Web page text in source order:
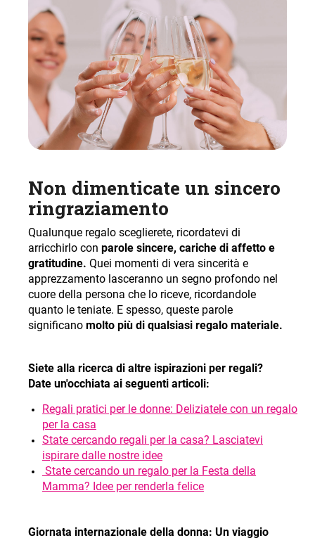
Non dimenticate un sincero
ringraziamento
Qualunque regalo sceglierete, ricordatevi di
arricchirlo con parole sincere, cariche di affetto e
gratitudine. Quei momenti di vera sincerità e
apprezzamento lasceranno un segno profondo nel
cuore della persona che lo riceve, ricordandole
quanto le teniate. E spesso, queste parole
significano molto più di qualsiasi regalo materiale.
Siete alla ricerca di altre ispirazioni per regali?
Date un'occhiata ai seguenti articoli:
Regali pratici per le donne: Deliziatele con un regalo
per la casa
State cercando regali per la casa? Lasciatevi
ispirare dalle nostre idee
State cercando un regalo per la Festa della
Mamma? Idee per renderla felice
Giornata internazionale della donna: Un viaggio